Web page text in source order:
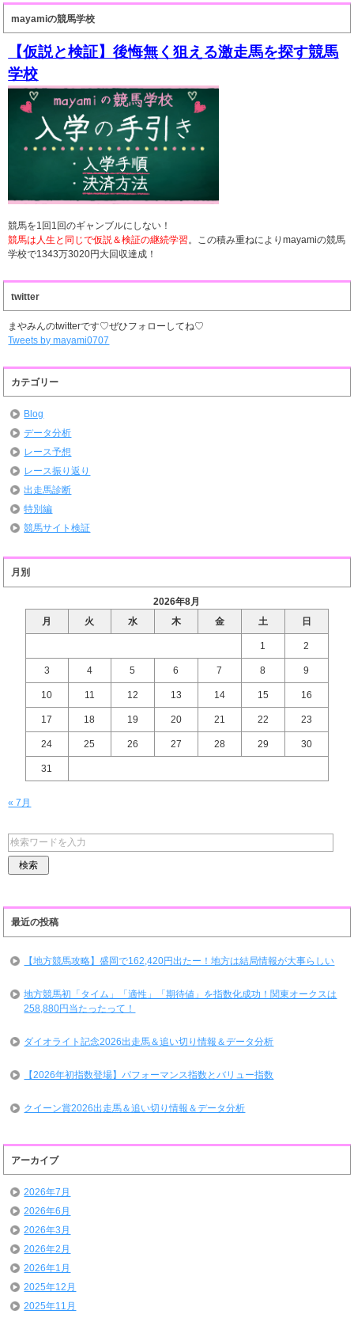
mayamiの競馬学校
【仮説と検証】後悔無く狙える激走馬を探す競馬
学校
競馬を1回1回のギャンブルにしない！
競馬は人生と同じで仮説＆検証の継続学習。この積み重ねによりmayamiの競馬
学校で1343万3020円大回収達成！
twitter
まやみんのtwitterです♡ぜひフォローしてね♡
Tweets by mayami0707
カテゴリー
Blog
データ分析
レース予想
レース振り返り
出走馬診断
特別編
競馬サイト検証
月別
2026年8月
月
火 水 木 金 土 日
1 2
3 4 5 6 7 8 9
10 11 12 13 14 15 16
17 18 19 20 21 22 23
24 25 26 27 28 29 30
31
« 7月
最近の投稿
【地方競馬攻略】盛岡で162,420円出たー！地方は結局情報が大事らしい
地方競馬初「タイム」「適性」「期待値」を指数化成功！関東オークスは
258,880円当たったって！
ダイオライト記念2026出走馬＆追い切り情報＆データ分析
【2026年初指数登場】パフォーマンス指数とバリュー指数
クイーン賞2026出走馬＆追い切り情報＆データ分析
アーカイブ
2026年7月
2026年6月
2026年3月
2026年2月
2026年1月
2025年12月
2025年11月